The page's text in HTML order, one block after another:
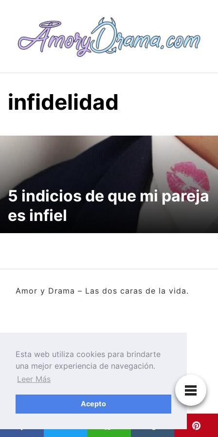
infidelidad
5 indicios de que mi pareja
es infiel
Amor y Drama – Las dos caras de la vida.
Esta web utiliza cookies para brindarte
una mejor experiencia de navegación.
Leer Más
Acepto